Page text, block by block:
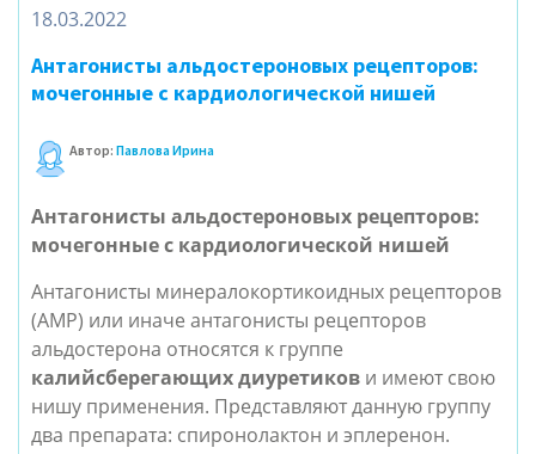
18.03.2022
Антагонисты альдостероновых рецепторов:
мочегонные с кардиологической нишей
Автор: Павлова Ирина
Антагонисты альдостероновых рецепторов:
мочегонные с кардиологической нишей
Антагонисты минералокортикоидных рецепторов
(АМР) или иначе антагонисты рецепторов
альдостерона относятся к группе
калийсберегающих диуретиков и имеют свою
нишу применения. Представляют данную группу
два препарата: спиронолактон и эплеренон.